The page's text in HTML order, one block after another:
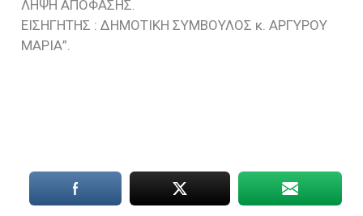
ΛΗΨΗ ΑΠΟΦΑΣΗΣ.
EIΣΗΓΗΤΗΣ : ΔΗΜΟΤΙΚΗ ΣΥΜΒΟΥΛΟΣ κ. ΑΡΓΥΡΟΥ
ΜΑΡΙΑ”.